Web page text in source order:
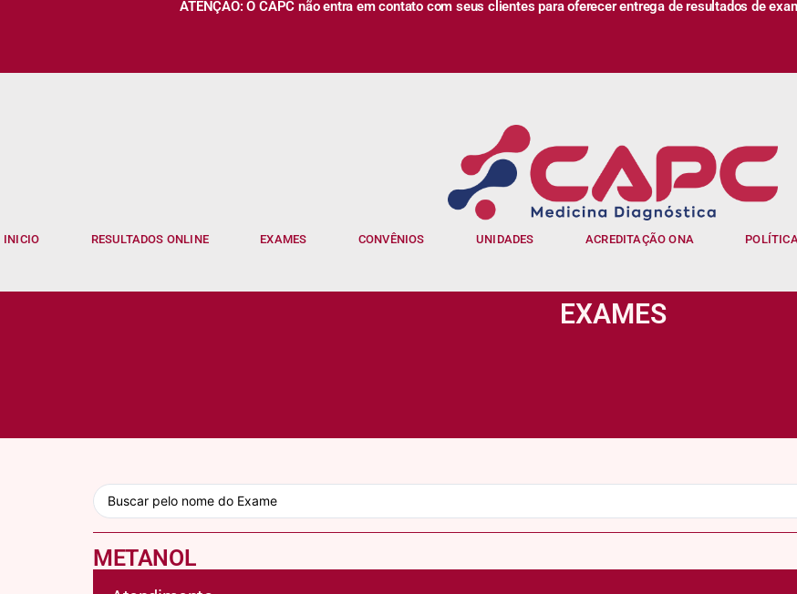
ATENÇÃO: O CAPC não entra em contato com seus clientes para oferecer entrega de resultados de
INICIO RESULTADOS ONLINE EXAMES CONVÊNIOS UNIDADES ACREDITAÇÃO ONA
EXAMES
METANOL